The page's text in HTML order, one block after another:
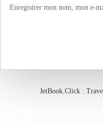
Enregistrer mon nom, mon e-
JetBook.Click :